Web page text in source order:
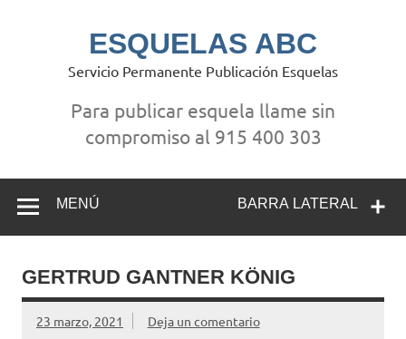
ESQUELAS ABC
Servicio Permanente Publicación Esquelas
Para publicar esquela llame sin
compromiso al 915 400 303
BARRA LATERAL
MENÚ
GERTRUD GANTNER KÖNIG
23 marzo, 2021 Deja un comentario